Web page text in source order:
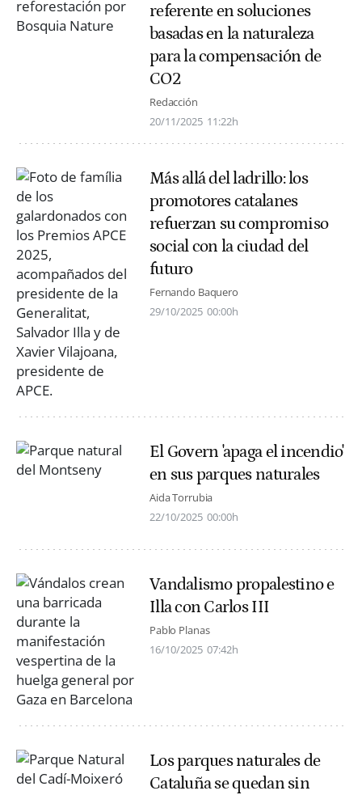
referente en soluciones
basadas en la naturaleza
para la compensación de
CO2
Redacción
20/11/2025 11:22h
Más allá del ladrillo: los
promotores catalanes
refuerzan su compromiso
social con la ciudad del
futuro
Fernando Baquero
29/10/2025 00:00h
El Govern 'apaga el incendio'
en sus parques naturales
Aida Torrubia
22/10/2025 00:00h
Vandalismo propalestino e
Illa con Carlos III
Pablo Planas
16/10/2025 07:42h
Los parques naturales de
Cataluña se quedan sin